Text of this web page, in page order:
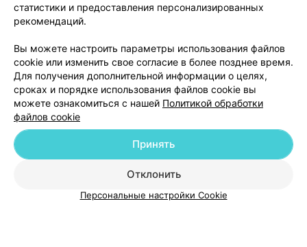
Добавить специалиста
О проекте Новости проекта
Размещение рекламы
Медицинский маркетинг
Публичный договор
Пользовательское соглашение
Способы оплаты
статистики и предоставления персонализированных
рекомендаций.
Вы можете настроить параметры использования файлов
cookie или изменить свое согласие в более позднее время.
Для получения дополнительной информации о целях,
сроках и порядке использования файлов cookie вы
можете ознакомиться с нашей Политикой обработки
файлов cookie
Отклонить
Принять
Персональные настройки Cookie